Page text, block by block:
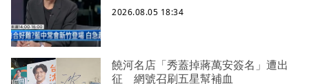
2026.08.05 18:34
饒河名店「秀蓋掉蔣萬安簽名」遭出
征 網號召刷五星幫補血